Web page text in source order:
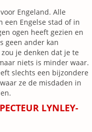
Engeland. Alle
een Engelse stad of in
ogen heeft gezien en
geen ander kan
je denken dat je te
niets is minder waar.
slechts een bijzondere
ze de misdaden in
LYNLEY-